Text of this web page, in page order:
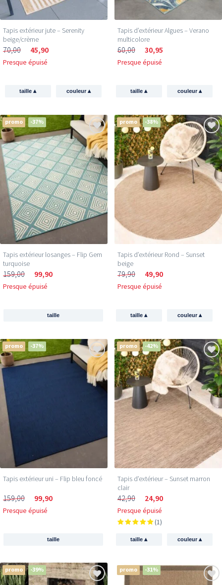
Tapis extérieur jute​ – Serenity
beige/crème
70,00 45,90
Presque épuisé
taille▴ couleur▴
Tapis d’extérieur Algues – Verano
multicolore
60,00 30,95
Presque épuisé
taille▴ couleur▴
promo -37%
Tapis extérieur losanges – Flip Gem
turquoise
159,00 99,90
Presque épuisé
taille
promo -38%
Tapis d’extérieur Rond – Sunset
beige
79,90 49,90
Presque épuisé
taille▴ couleur▴
promo -37%
Tapis extérieur uni – Flip bleu foncé
159,00 99,90
Presque épuisé
taille
promo -42%
Tapis d’extérieur – Sunset marron
clair
42,90 24,90
Presque épuisé
(1)
taille▴ couleur▴
promo -39% promo -31%